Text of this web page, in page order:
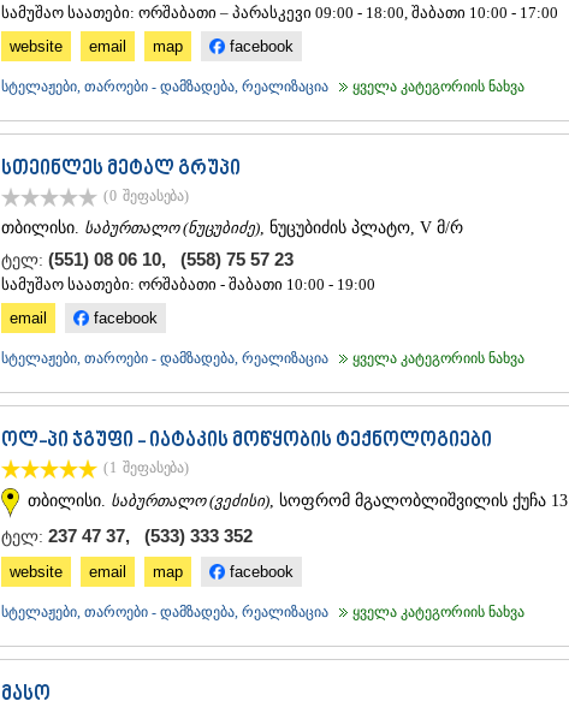
სამუშაო საათები: ორშაბათი – პარასკევი 09:00 - 18:00, შაბათი 10:00 - 17:00
website
email map facebook
სტელაჟები, თაროები - დამზადება, რეალიზაცია ყველა კატეგორიის ნახვა
სთეინლეს მეტალ გრუპი
(0 შეფასება)
თბილისი. საბურთალო (ნუცუბიძე), ნუცუბიძის პლატო, V მ/რ
ტელ: (551) 08 06 10, (558) 75 57 23
სამუშაო საათები: ორშაბათი - შაბათი 10:00 - 19:00
email
facebook
სტელაჟები, თაროები - დამზადება, რეალიზაცია ყველა კატეგორიის ნახვა
ოლ-პი ჯგუფი - იატაკის მოწყობის ტექნოლოგიები
(1 შეფასება)
თბილისი. საბურთალო (ვეძისი) , სოფრომ მგალობლიშვილის ქუჩა 13
ტელ: 237 47 37, (533) 333 352
website email map facebook
სტელაჟები, თაროები - დამზადება, რეალიზაცია ყველა კატეგორიის ნახვა
მასო